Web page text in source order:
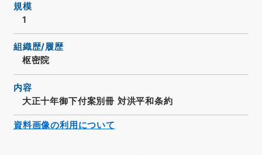
規模
1
組織歴/履歴
枢密院
内容
大正十年御下付案別冊 対洪平和条約
資料画像の利用について